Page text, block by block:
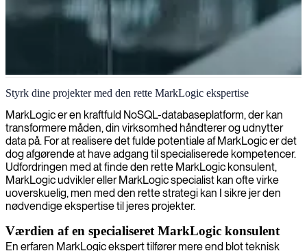
MarkLogic-udvikler
Styrk dine projekter med den rette MarkLogic ekspertise
MarkLogic er en kraftfuld NoSQL-databaseplatform, der kan
transformere måden, din virksomhed håndterer og udnytter
data på. For at realisere det fulde potentiale af MarkLogic er det
dog afgørende at have adgang til specialiserede kompetencer.
Udfordringen med at finde den rette MarkLogic konsulent,
MarkLogic udvikler eller MarkLogic specialist kan ofte virke
uoverskuelig, men med den rette strategi kan I sikre jer den
nødvendige ekspertise til jeres projekter.
Værdien af en specialiseret MarkLogic konsulent
En erfaren MarkLogic ekspert tilfører mere end blot teknisk